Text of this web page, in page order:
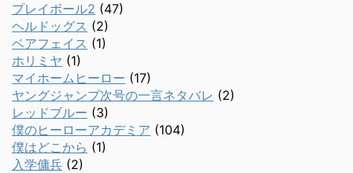
プレイボール2 (47)
ヘルドッグス (2)
ベアフェイス (1)
ホリミヤ (1)
マイホームヒーロー (17)
ヤングジャンプ次号の一言ネタバレ (2)
レッドブルー (3)
僕のヒーローアカデミア (104)
僕はどこから (1)
入学傭兵 (2)